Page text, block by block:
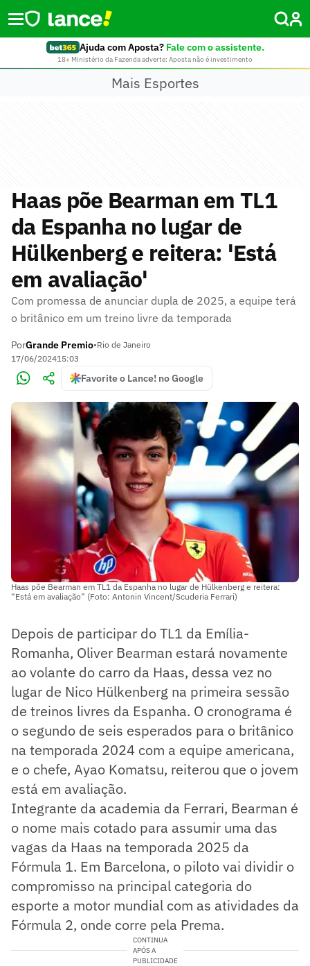
Ajuda com Aposta? Fale com o assistente.
18+ Ministério da Fazenda adverte: Aposta não é investimento
Mais Esportes
Haas põe Bearman em TL1
da Espanha no lugar de
Hülkenberg e reitera: 'Está
em avaliação'
Com promessa de anunciar dupla de 2025, a equipe terá
o britânico em um treino livre da temporada
PorGrande Premio•Rio de Janeiro
17/06/202415:03
Favorite o Lance! no Google
Haas põe Bearman em TL1 da Espanha no lugar de Hülkenberg e reitera:
“Está em avaliação” (Foto: Antonin Vincent/Scuderia Ferrari)
Depois de participar do TL1 da Emília-
Romanha, Oliver Bearman estará novamente
ao volante do carro da Haas, dessa vez no
lugar de Nico Hülkenberg na primeira sessão
de treinos livres da Espanha. O cronograma é
o segundo de seis esperados para o britânico
na temporada 2024 com a equipe americana,
e o chefe, Ayao Komatsu, reiterou que o jovem
está em avaliação.
Integrante da academia da Ferrari, Bearman é
o nome mais cotado para assumir uma das
vagas da Haas na temporada 2025 da
Fórmula 1. Em Barcelona, o piloto vai dividir o
compromisso na principal categoria do
esporte a motor mundial com as atividades da
Fórmula 2, onde corre pela Prema.
CONTINUA
APÓS A
PUBLICIDADE